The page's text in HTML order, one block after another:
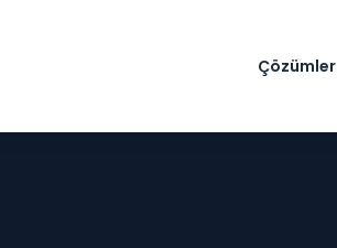
Çözümler